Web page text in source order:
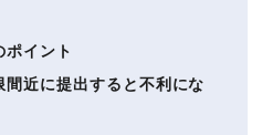
ポイント
間近に提出すると不利にな